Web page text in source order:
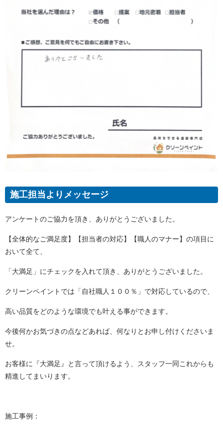
施工担当よりメッセージ
アンケートのご協力を頂き、ありがとうございました。
【全体的なご満足度】【担当者の対応】【職人のマナー】の項目に
おいて全て、
「大満足」にチェックを入れて頂き、ありがとうございました。
クリーンペイントでは「自社職人１００％」で対応しているので、
高い品質をどのような環境でも叶える事ができます。
今後何かお気づきの点などあれば、何なりとお申し付けくださいま
せ。
お客様に『大満足』と言って頂けるよう、スタッフ一同これからも
精進してまいります。
施工事例：